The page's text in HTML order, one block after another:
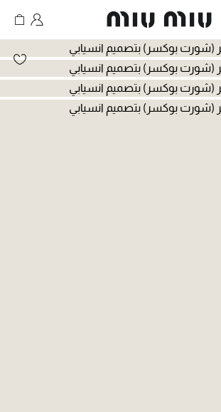
MiuMiu logo